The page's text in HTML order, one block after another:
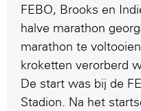
FEBO, Brooks en
halve marathon
marathon te
kroketten verorberd
De start was bij de
Stadion. Na het